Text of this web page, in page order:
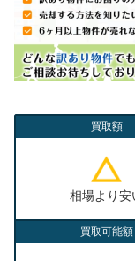
買取額
相場より安
買取可能額